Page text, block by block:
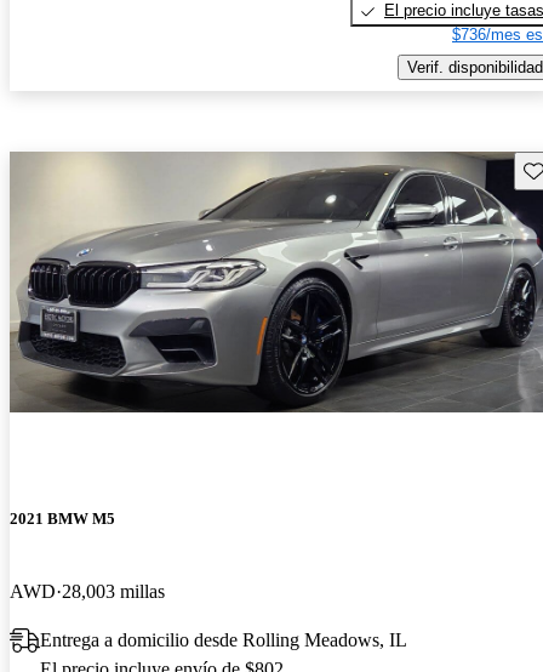
El precio incluye tasas
$736/mes
Verif. disponibilidad
2021 BMW M5
AWD 28,003 millas
Entrega a domicilio desde Rolling Meadows, IL